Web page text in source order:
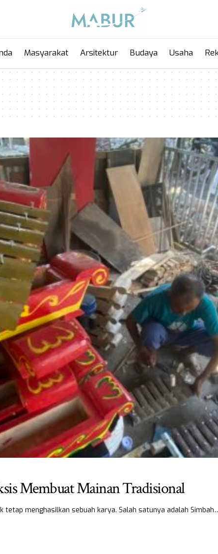
Masyarakat Arsitektur Budaya Usaha
Membuat Mainan Tradisional
tetap menghasilkan sebuah karya. Salah satunya adalah